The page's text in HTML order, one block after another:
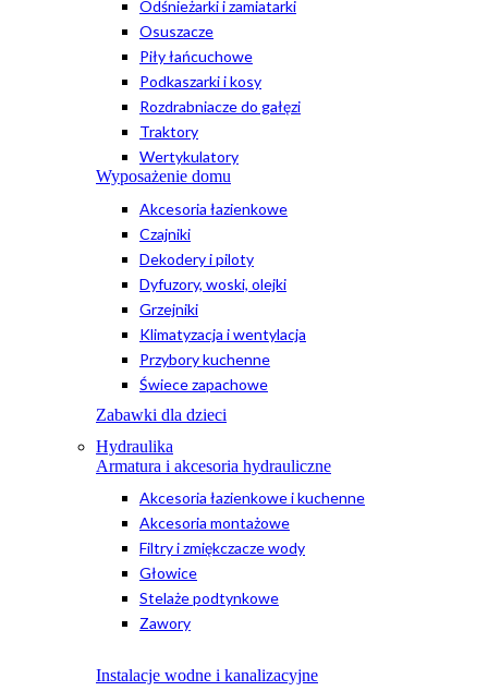
Odśnieżarki i zamiatarki
Osuszacze
Piły łańcuchowe
Podkaszarki i kosy
Rozdrabniacze do gałęzi
Traktory
Wertykulatory
Wyposażenie domu
Akcesoria łazienkowe
Czajniki
Dekodery i piloty
Dyfuzory, woski, olejki
Grzejniki
Klimatyzacja i wentylacja
Przybory kuchenne
Świece zapachowe
Zabawki dla dzieci
Hydraulika
Armatura i akcesoria hydrauliczne
Akcesoria łazienkowe i kuchenne
Akcesoria montażowe
Filtry i zmiękczacze wody
Głowice
Stelaże podtynkowe
Zawory
Instalacje wodne i kanalizacyjne